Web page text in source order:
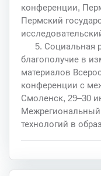
конференции,
Пермский
5. Социальная
благополучие в
материалов
конференции с
Смоленск, 29–30
технологий в